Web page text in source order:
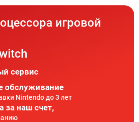
игровой
сервис
обслуживание
Nintendo до 3 лет
за наш счет,